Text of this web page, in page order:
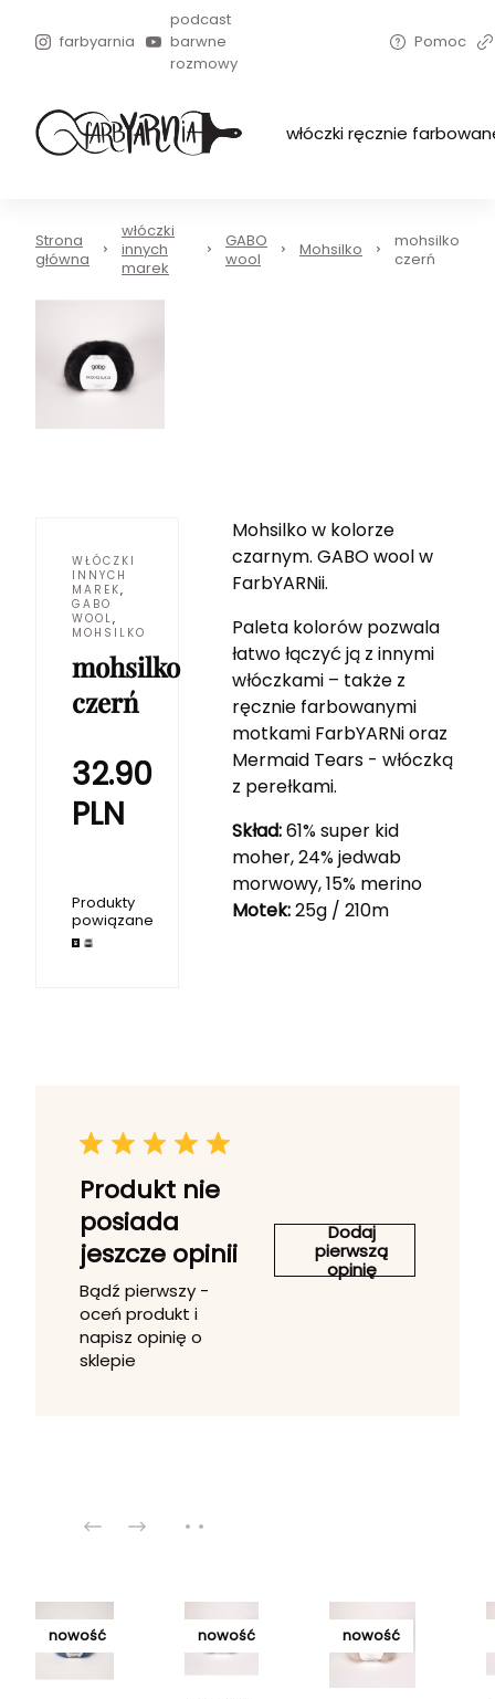
farbyarnia
podcast
barwne
rozmowy
Pomoc
włóczki ręcznie
Strona
główna
włóczki
innych
marek
GABO
wool
Mohsilko
mohsilko
czerń
WŁÓCZKI
INNYCH
MAREK,
GABO
WOOL,
MOHSILKO
mohsilko
czerń
32.90
PLN
Produkty
powiązane
Mohsilko w kolorze
czarnym. GABO wool w
FarbYARNii.
Paleta kolorów pozwala
łatwo łączyć ją z innymi
włóczkami – także z
ręcznie farbowanymi
motkami FarbYARNi oraz
Mermaid Tears - włóczką
z perełkami.
Skład:61% super kid
moher, 24% jedwab
morwowy, 15% merino
Motek:25g / 210m
Produkt nie
posiada
jeszcze opinii
Bądź pierwszy -
oceń produkt i
napisz opinię o
sklepie
Dodaj
pierwszą
opinię
nowość nowość nowość